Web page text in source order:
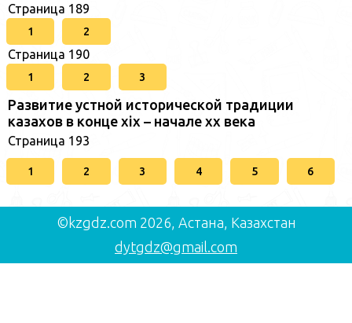
Страница 189
1 2
Страница 190
1 2 3
Развитие устной исторической традиции
казахов в конце xіх – начале хх века
Страница 193
1 2 3 4 5 6
©kzgdz.com 2026, Астана, Казахстан
dytgdz@gmail.com